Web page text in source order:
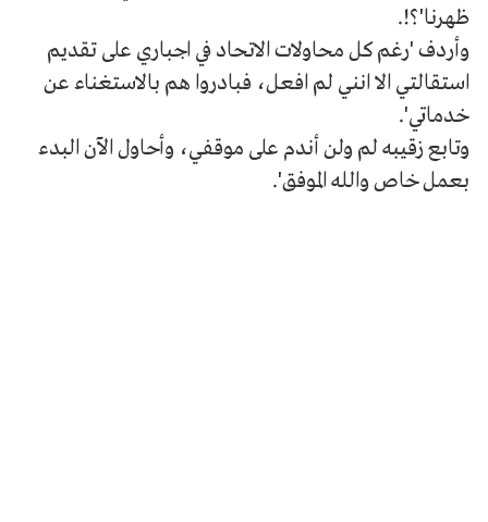
ظهرنا'؟!.
وأردف 'رغم كل محاولات الاتحاد في اجباري على تقديم
استقالتي الا انني لم افعل، فبادروا هم بالاستغناء عن
خدماتي'.
وتابع زقيبه لم ولن أندم على موقفي، وأحاول الآن البدء
بعمل خاص والله الموفق'.